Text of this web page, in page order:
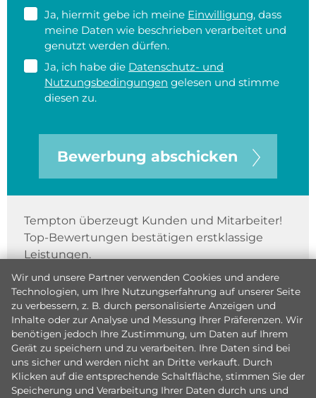
Ja, hiermit gebe ich meine Einwilligung, dass
meine Daten wie beschrieben verarbeitet und
genutzt werden dürfen.
Ja, ich habe die Datenschutz- und
Nutzungsbedingungen gelesen und stimme
diesen zu.
Bewerbung abschicken
Tempton überzeugt Kunden und Mitarbeiter!
Top-Bewertungen bestätigen erstklassige
Leistungen.
Wir und unsere Partner verwenden Cookies und andere
Technologien, um Ihre Nutzungserfahrung auf unserer Seite
zu verbessern, z. B. durch personalisierte Anzeigen und
Inhalte oder zur Analyse und Messung Ihrer Präferenzen. Wir
benötigen jedoch Ihre Zustimmung, um Daten auf Ihrem
Gerät zu speichern und zu verarbeiten. Ihre Daten sind bei
uns sicher und werden nicht an Dritte verkauft. Durch
Klicken auf die entsprechende Schaltfläche, stimmen Sie der
Speicherung und Verarbeitung Ihrer Daten durch uns und